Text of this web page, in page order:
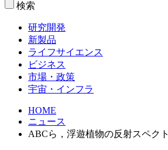
検索
研究開発
新製品
ライフサイエンス
ビジネス
市場・政策
宇宙・インフラ
HOME
ニュース
ABCら，浮遊植物の反射スペク